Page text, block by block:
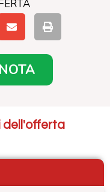
dell'offerta